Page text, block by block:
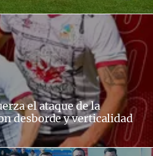
el ataque de la
desborde y verticalidad